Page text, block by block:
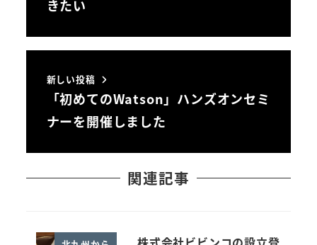
きたい
新しい投稿
「初めてのWatson」ハンズオンセミ
ナーを開催しました
関連記事